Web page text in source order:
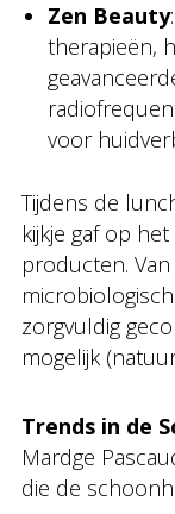
Zen Beauty
therapieën,
voor
Tijdens de
kijkje gaf op
producten.
zorgvuldig
mogelijk
Trends in de
Mardge
die de